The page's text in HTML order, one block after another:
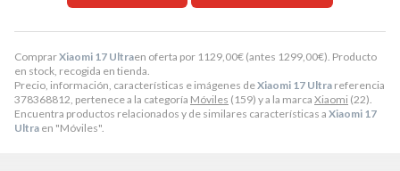
ComprarXiaomi 17 Ultraen oferta por 1129,00€ (antes 1299,00€). Producto
en stock, recogida en tienda.
Precio, información, características e imágenes deXiaomi 17 Ultra referencia
378368812, pertenece a la categoría Móviles (159) y a la marca Xiaomi (22).
Encuentra productos relacionados y de similares características a Xiaomi 17
Ultra en "Móviles".